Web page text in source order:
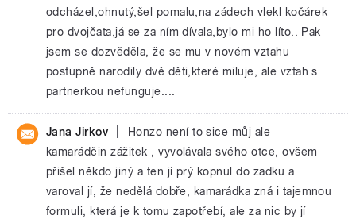
odcházel,ohnutý,šel pomalu,na zádech vlekl kočárek
pro dvojčata,já se za ním dívala,bylo mi ho líto.. Pak
jsem se dozvěděla, že se mu v novém vztahu
postupně narodily dvě děti,které miluje, ale vztah s
partnerkou nefunguje....
Jana Jirkov
Honzo není to sice můj ale
kamarádčin zážitek , vyvolávala svého otce, ovšem
přišel někdo jiný a ten jí prý kopnul do zadku a
varoval jí, že nedělá dobře, kamarádka zná i tajemnou
formuli, která je k tomu zapotřebí, ale za nic by jí